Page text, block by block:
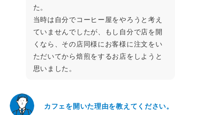
た。
当時は自分でコーヒー屋をやろうと考え
ていませんでしたが、もし自分で店を開
くなら、その店同様にお客様に注文をい
ただいてから焙煎をするお店をしようと
思いました。
カフェを開いた理由を教えてください。